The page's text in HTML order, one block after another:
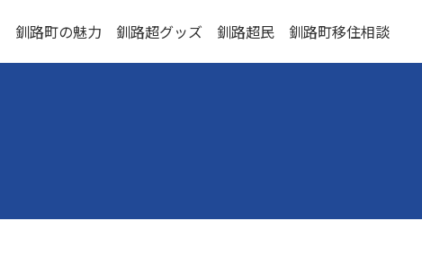
釧路町の魅力 釧路超グッズ 釧路超民 釧路町移住相談